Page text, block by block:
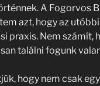
A Fogorvos
azt, hogy az
praxis. Nem számít,
találni fogunk
hogy nem csak